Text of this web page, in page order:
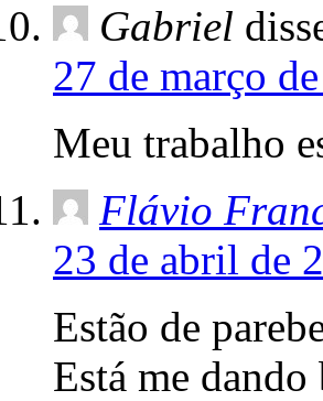
Gabriel
27 de março
Meu trabalho
Flávio
23 de abril de
Estão de
Está me